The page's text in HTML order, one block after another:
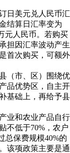
日美元兑人民币汇
结算日汇率变为
元人民币。若购买
担因汇率波动产生
首次购买，可额外
（市、区）围绕优
品优势区，自主开
基础上，再给予县
业和农业产品自行
不低于70%，农户
总保费规模40%的
该项政策主要是通